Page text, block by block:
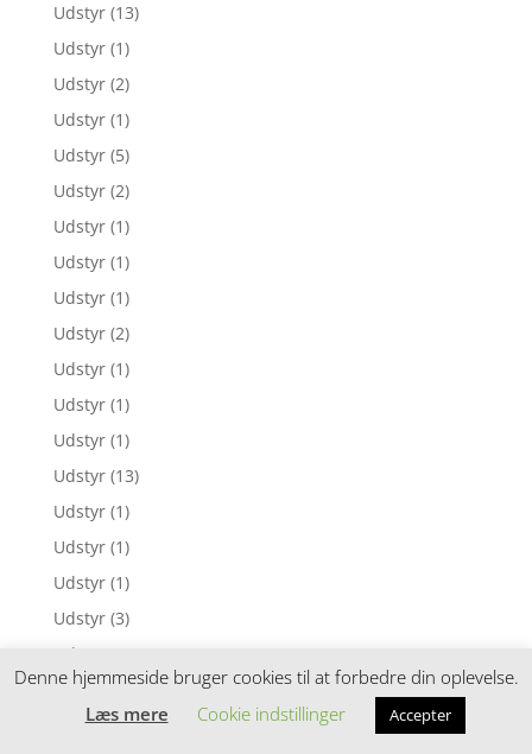
Udstyr (13)
Udstyr (1)
Udstyr (2)
Udstyr (1)
Udstyr (5)
Udstyr (2)
Udstyr (1)
Udstyr (1)
Udstyr (1)
Udstyr (2)
Udstyr (1)
Udstyr (1)
Udstyr (1)
Udstyr (13)
Udstyr (1)
Udstyr (1)
Udstyr (1)
Udstyr (3)
Udstyr
Udstyr (1)
Udstyr (1)
Denne hjemmeside bruger cookies til at forbedre din oplevelse.
Læs mere
Cookie indstillinger Accepter